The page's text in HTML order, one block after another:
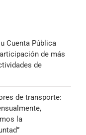
Cuenta Pública
de más
de
de transporte:
la